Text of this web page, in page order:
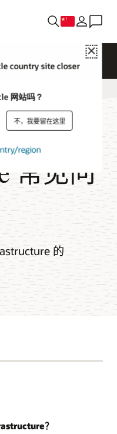
Close
country site closer
网站吗？
不，我要留在这里
region
常见问
的
？